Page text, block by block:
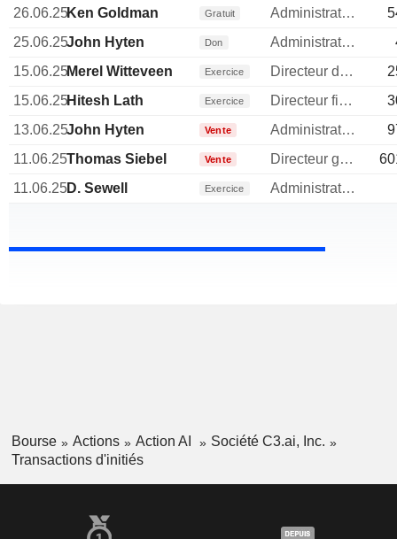
26.06.25Ken Goldman Gratuit Administrateur
25.06.25John Hyten Don Administrateur
15.06.25Merel Witteveen Exercice Directeur des operations
15.06.25Hitesh Lath Exercice Directeur financier
13.06.25John Hyten Vente Administrateur
11.06.25Thomas Siebel Vente Directeur general
11.06.25D. Sewell Exercice Administrateur
Bourse Actions Action AI
Société C3.ai, Inc.
Transactions d'initiés